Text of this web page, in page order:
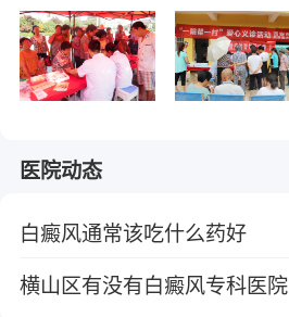
医院动态
白癜风通常该吃什么药好
横山区有没有白癜风专科医院